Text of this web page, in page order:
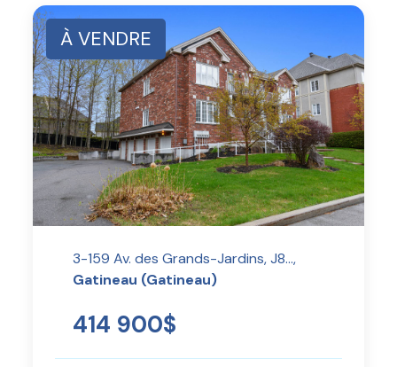
À VENDRE
3-159 Av. des Grands-Jardins, J8...,
Gatineau (Gatineau)
414 900$